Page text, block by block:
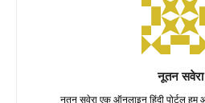
नूतन सवेरा
नूतन सवेरा एक ऑनलाइन हिंदी पोर्टल हम